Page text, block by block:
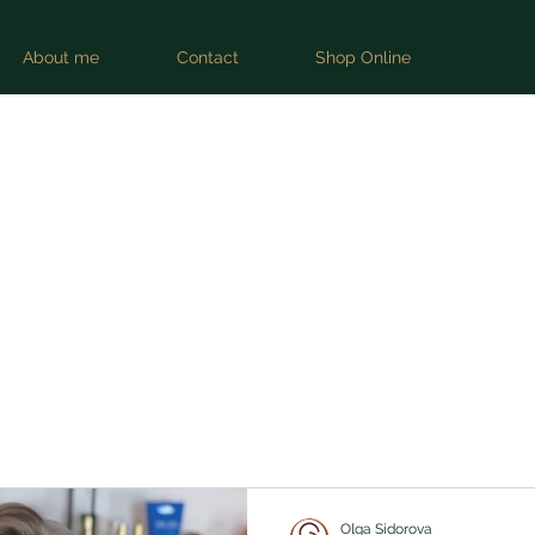
About me Contact Shop Online
Olga Sidorova